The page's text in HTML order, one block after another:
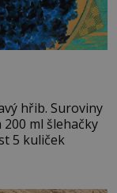
200 ml šlehačky
5 kuliček